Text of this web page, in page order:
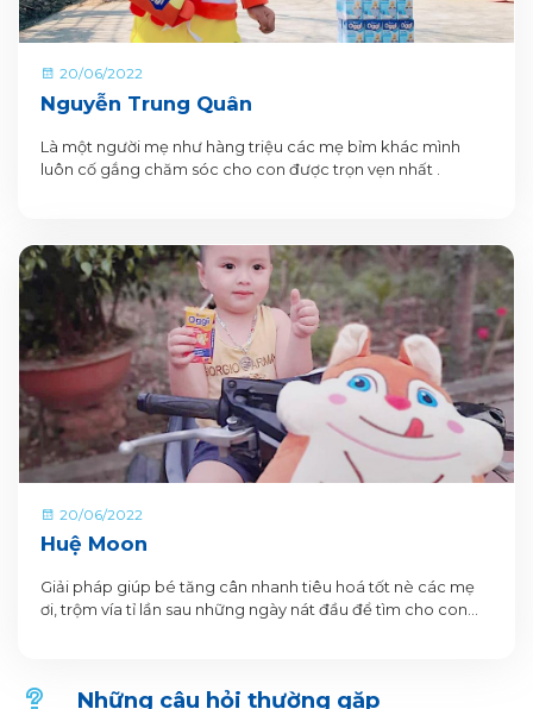
20/06/2022
Nguyễn Trung Quân
Là một người mẹ như hàng triệu các mẹ bỉm khác mình
luôn cố gắng chăm sóc cho con được trọn vẹn nhất .
20/06/2022
Huệ Moon
Giải pháp giúp bé tăng cân nhanh tiêu hoá tốt nè các mẹ
ơi, trộm vía tỉ lần sau những ngày nát đầu để tìm cho con
Những câu hỏi thường gặp